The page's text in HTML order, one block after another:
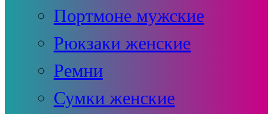
Портмоне мужские
Рюкзаки женские
Ремни
Сумки женские